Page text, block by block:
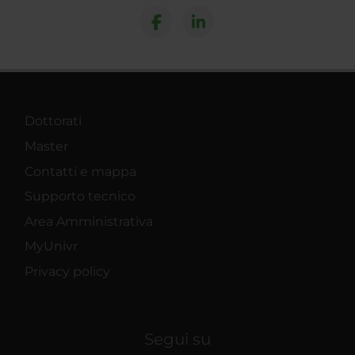
Dottorati
Master
Contatti e mappa
Supporto tecnico
Area Amministrativa
MyUnivr
Privacy policy
Segui su